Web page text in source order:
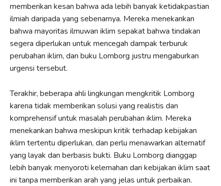
memberikan kesan bahwa ada lebih banyak ketidakpastian
ilmiah daripada yang sebenarnya. Mereka menekankan
bahwa mayoritas ilmuwan iklim sepakat bahwa tindakan
segera diperlukan untuk mencegah dampak terburuk
perubahan iklim, dan buku Lomborg justru mengaburkan
urgensi tersebut.
Terakhir, beberapa ahli lingkungan mengkritik Lomborg
karena tidak memberikan solusi yang realistis dan
komprehensif untuk masalah perubahan iklim. Mereka
menekankan bahwa meskipun kritik terhadap kebijakan
iklim tertentu diperlukan, dan perlu menawarkan alternatif
yang layak dan berbasis bukti. Buku Lomborg dianggap
lebih banyak menyoroti kelemahan dari kebijakan iklim saat
ini tanpa memberikan arah yang jelas untuk perbaikan.